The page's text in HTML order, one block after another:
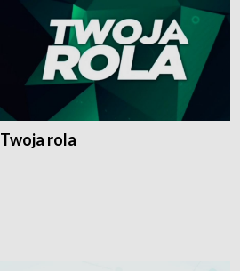
Twoja rola